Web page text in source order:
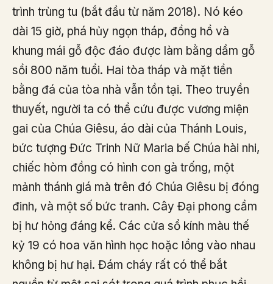
trình trùng tu (bắt đầu từ năm 2018). Nó kéo
dài 15 giờ, phá hủy ngọn tháp, đồng hồ và
khung mái gỗ độc đáo được làm bằng dầm gỗ
sồi 800 năm tuổi. Hai tòa tháp và mặt tiền
bằng đá của tòa nhà vẫn tồn tại. Theo truyền
thuyết, người ta có thể cứu được vương miện
gai của Chúa Giêsu, áo dài của Thánh Louis,
bức tượng Đức Trinh Nữ Maria bế Chúa hài nhi,
chiếc hòm đồng có hình con gà trống, một
mảnh thánh giá mà trên đó Chúa Giêsu bị đóng
đinh, và một số bức tranh. Cây Đại phong cầm
bị hư hỏng đáng kể. Các cửa sổ kính màu thế
kỷ 19 có hoa văn hình học hoặc lồng vào nhau
không bị hư hại. Đám cháy rất có thể bắt